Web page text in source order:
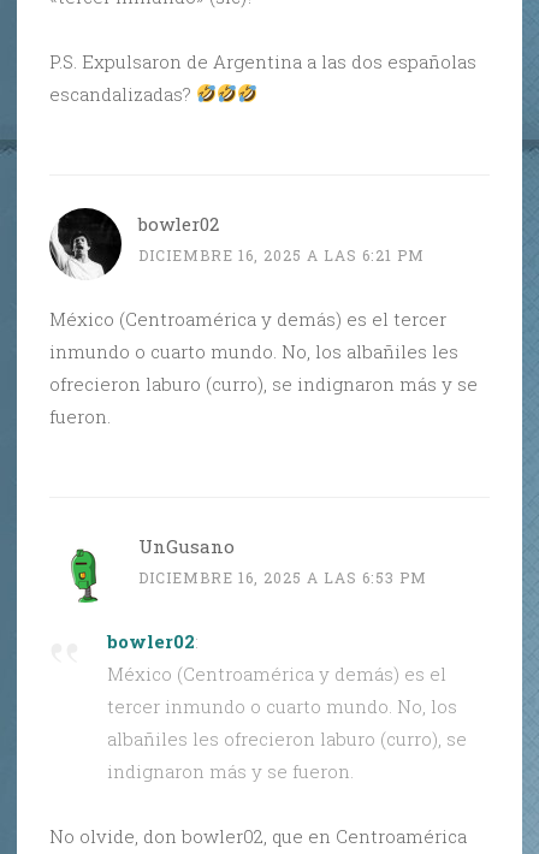
P.S. Expulsaron de Argentina a las dos españolas
escandalizadas?
bowler02
DICIEMBRE 16, 2025 A LAS 6:21 PM
México (Centroamérica y demás) es el tercer
inmundo o cuarto mundo. No, los albañiles les
ofrecieron laburo (curro), se indignaron más y se
fueron.
UnGusano
DICIEMBRE 16, 2025 A LAS 6:53 PM
bowler02:
México (Centroamérica y demás) es el
tercer inmundo o cuarto mundo. No, los
albañiles les ofrecieron laburo (curro), se
indignaron más y se fueron.
No olvide, don bowler02, que en Centroamérica